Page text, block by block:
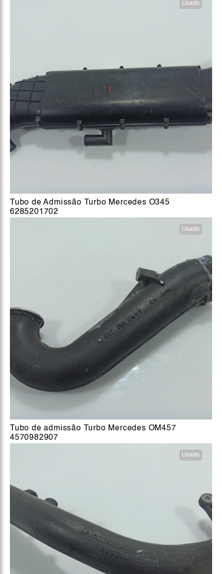
Usado
Tubo de Admissão Turbo Mercedes O345
6285201702
Usado
Tubo de admissão Turbo Mercedes OM457
4570982907
Usado